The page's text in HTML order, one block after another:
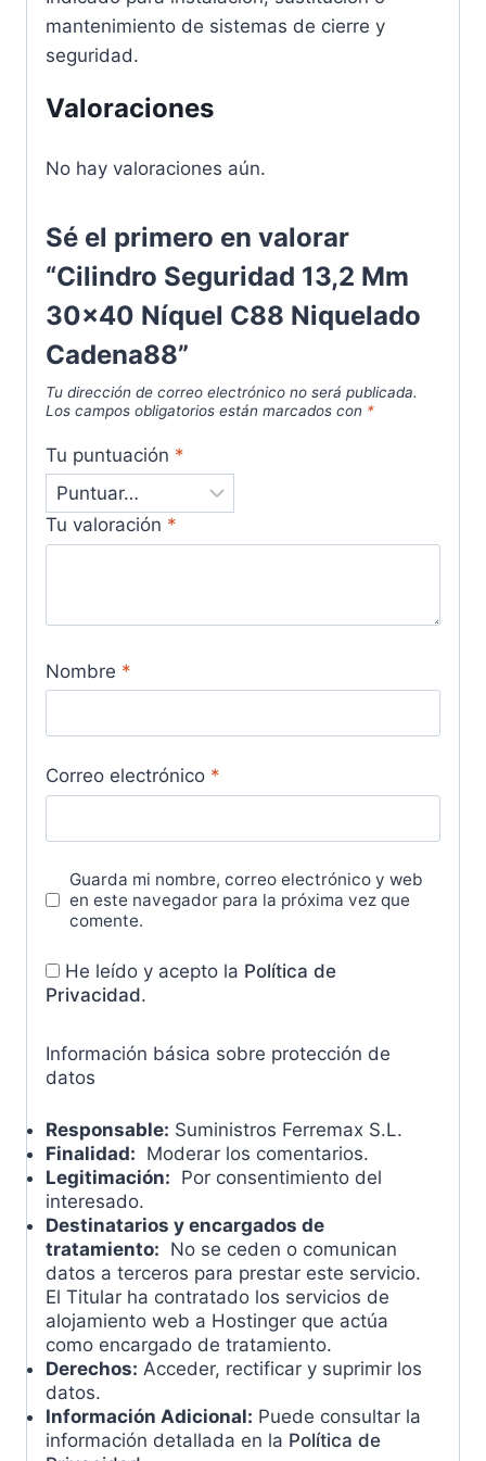
mantenimiento de sistemas de cierre y
seguridad.
Valoraciones
No hay valoraciones aún.
Sé el primero en valorar
“Cilindro Seguridad 13,2 Mm
30x40 Níquel C88 Niquelado
Cadena88”
Tu dirección de correo electrónico no será publicada.
Los campos obligatorios están marcados con *
Tu puntuación *
Tu valoración *
Nombre *
Correo electrónico *
Guarda mi nombre, correo electrónico y web
en este navegador para la próxima vez que
comente.
He leído y acepto la Política de
Privacidad.
Información básica sobre protección de
datos
Responsable: Suministros Ferremax S.L.
Finalidad: Moderar los comentarios.
Legitimación: Por consentimiento del
interesado.
Destinatarios y encargados de
tratamiento: No se ceden o comunican
datos a terceros para prestar este servicio.
El Titular ha contratado los servicios de
alojamiento web a Hostinger que actúa
como encargado de tratamiento.
Derechos: Acceder, rectificar y suprimir los
datos.
Información Adicional: Puede consultar la
información detallada en la Política de